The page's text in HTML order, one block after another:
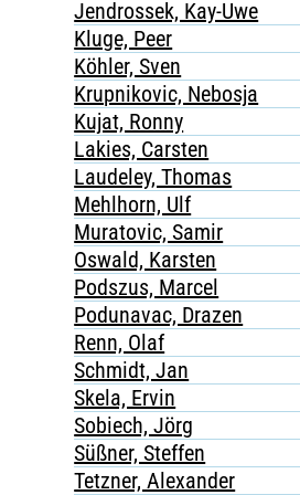
Jendrossek, Kay-Uwe
Kluge, Peer
Köhler, Sven
Krupnikovic, Nebosja
Kujat, Ronny
Lakies, Carsten
Laudeley, Thomas
Mehlhorn, Ulf
Muratovic, Samir
Oswald, Karsten
Podszus, Marcel
Podunavac, Drazen
Renn, Olaf
Schmidt, Jan
Skela, Ervin
Sobiech, Jörg
Süßner, Steffen
Tetzner, Alexander